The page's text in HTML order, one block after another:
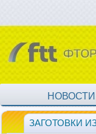
НОВОСТИ
ЗАГОТОВКИ